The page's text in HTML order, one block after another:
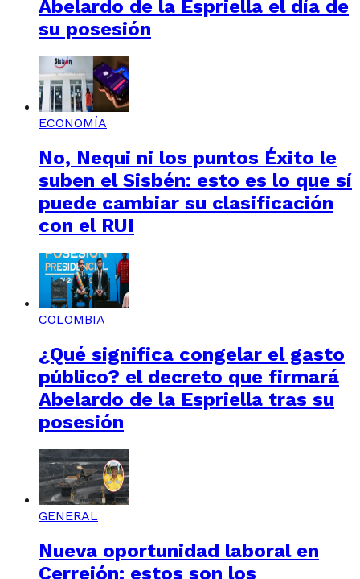
Abelardo de la Espriella el día de
su posesión
ECONOMÍA
No, Nequi ni los puntos Éxito le
suben el Sisbén: esto es lo que sí
puede cambiar su clasificación
con el RUI
COLOMBIA
¿Qué significa congelar el gasto
público? el decreto que firmará
Abelardo de la Espriella tras su
posesión
GENERAL
Nueva oportunidad laboral en
Cerrejón: estos son los